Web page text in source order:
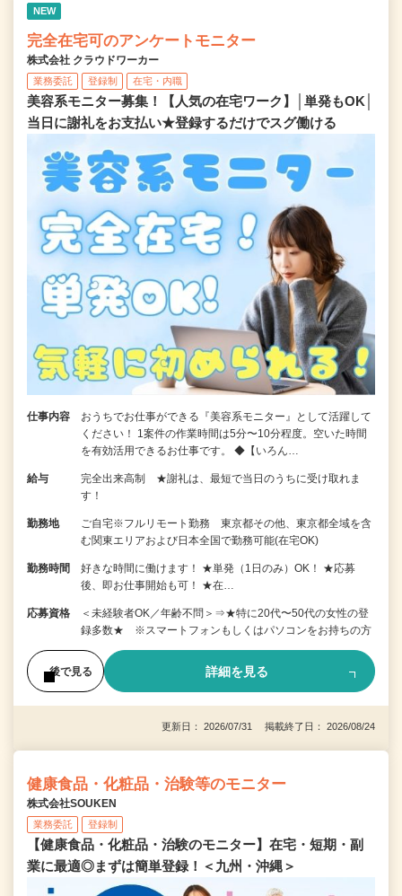
NEW
完全在宅可のアンケートモニター
株式会社 クラウドワーカー
業務委託 登録制 在宅・内職
美容系モニター募集！【人気の在宅ワーク】│単発もOK│
当日に謝礼をお支払い★登録するだけでスグ働ける
仕事内容
おうちでお仕事ができる『美容系モニター』として活躍して
ください！ 1案件の作業時間は5分〜10分程度。空いた時間
を有効活用できるお仕事です。 ◆【いろん…
給与
完全出来高制 ★謝礼は、最短で当日のうちに受け取れま
す！
勤務地
ご自宅※フルリモート勤務 東京都その他、東京都全域を含
む関東エリアおよび日本全国で勤務可能(在宅OK)
勤務時間
好きな時間に働けます！ ★単発（1日のみ）OK！ ★応募
後、即お仕事開始も可！ ★在…
応募資格
＜未経験者OK／年齢不問＞⇒★特に20代〜50代の女性の登
録多数★ ※スマートフォンもしくはパソコンをお持ちの方
後で見る 詳細を見る
更新日： 2026/07/31 掲載終了日： 2026/08/24
健康食品・化粧品・治験等のモニター
株式会社SOUKEN
業務委託 登録制
【健康食品・化粧品・治験のモニター】在宅・短期・副
業に最適◎まずは簡単登録！＜九州・沖縄＞